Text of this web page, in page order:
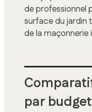
de professionnel
surface du jardin
de la maçonnerie
par